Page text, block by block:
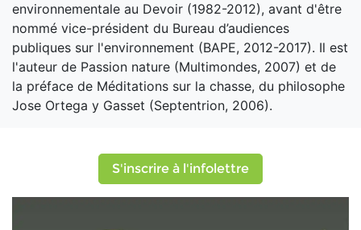
environnementale au Devoir (1982-2012), avant d'être
nommé vice-président du Bureau d’audiences
publiques sur l'environnement (BAPE, 2012-2017). Il est
l'auteur de Passion nature (Multimondes, 2007) et de
la préface de Méditations sur la chasse, du philosophe
Jose Ortega y Gasset (Septentrion, 2006).
S'inscrire à l'infolettre